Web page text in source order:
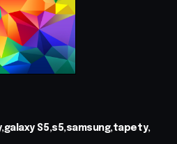
galaxy S5 s5 samsung tapety